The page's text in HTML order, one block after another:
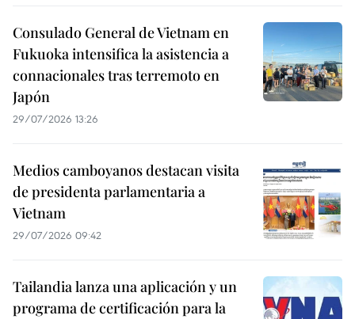
Consulado General de Vietnam en
Fukuoka intensifica la asistencia a
connacionales tras terremoto en
Japón
29/07/2026 13:26
Medios camboyanos destacan visita
de presidenta parlamentaria a
Vietnam
29/07/2026 09:42
Tailandia lanza una aplicación y un
programa de certificación para la